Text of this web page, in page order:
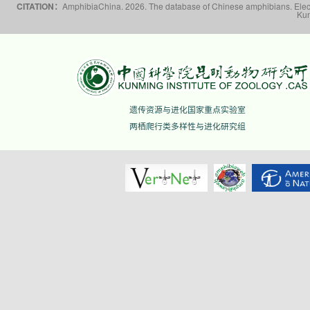
CITATION： AmphibiaChina. 2026. The database of Chinese amphibians.
遗传资源与进化国家重点实验室
两栖爬行类多样性与进化研究组